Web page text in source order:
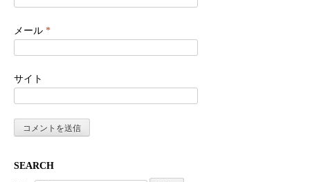
メール *
サイト
SEARCH